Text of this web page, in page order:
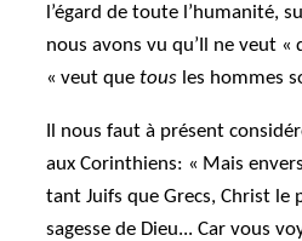
l’égard de toute l’humanité,
nous avons vu qu’Il ne veut «
« veut quetous les hommes
Il nous faut à présent
aux Corinthiens: « Mais
tant Juifs que Grecs, Christ le
sagesse de Dieu... Car vous